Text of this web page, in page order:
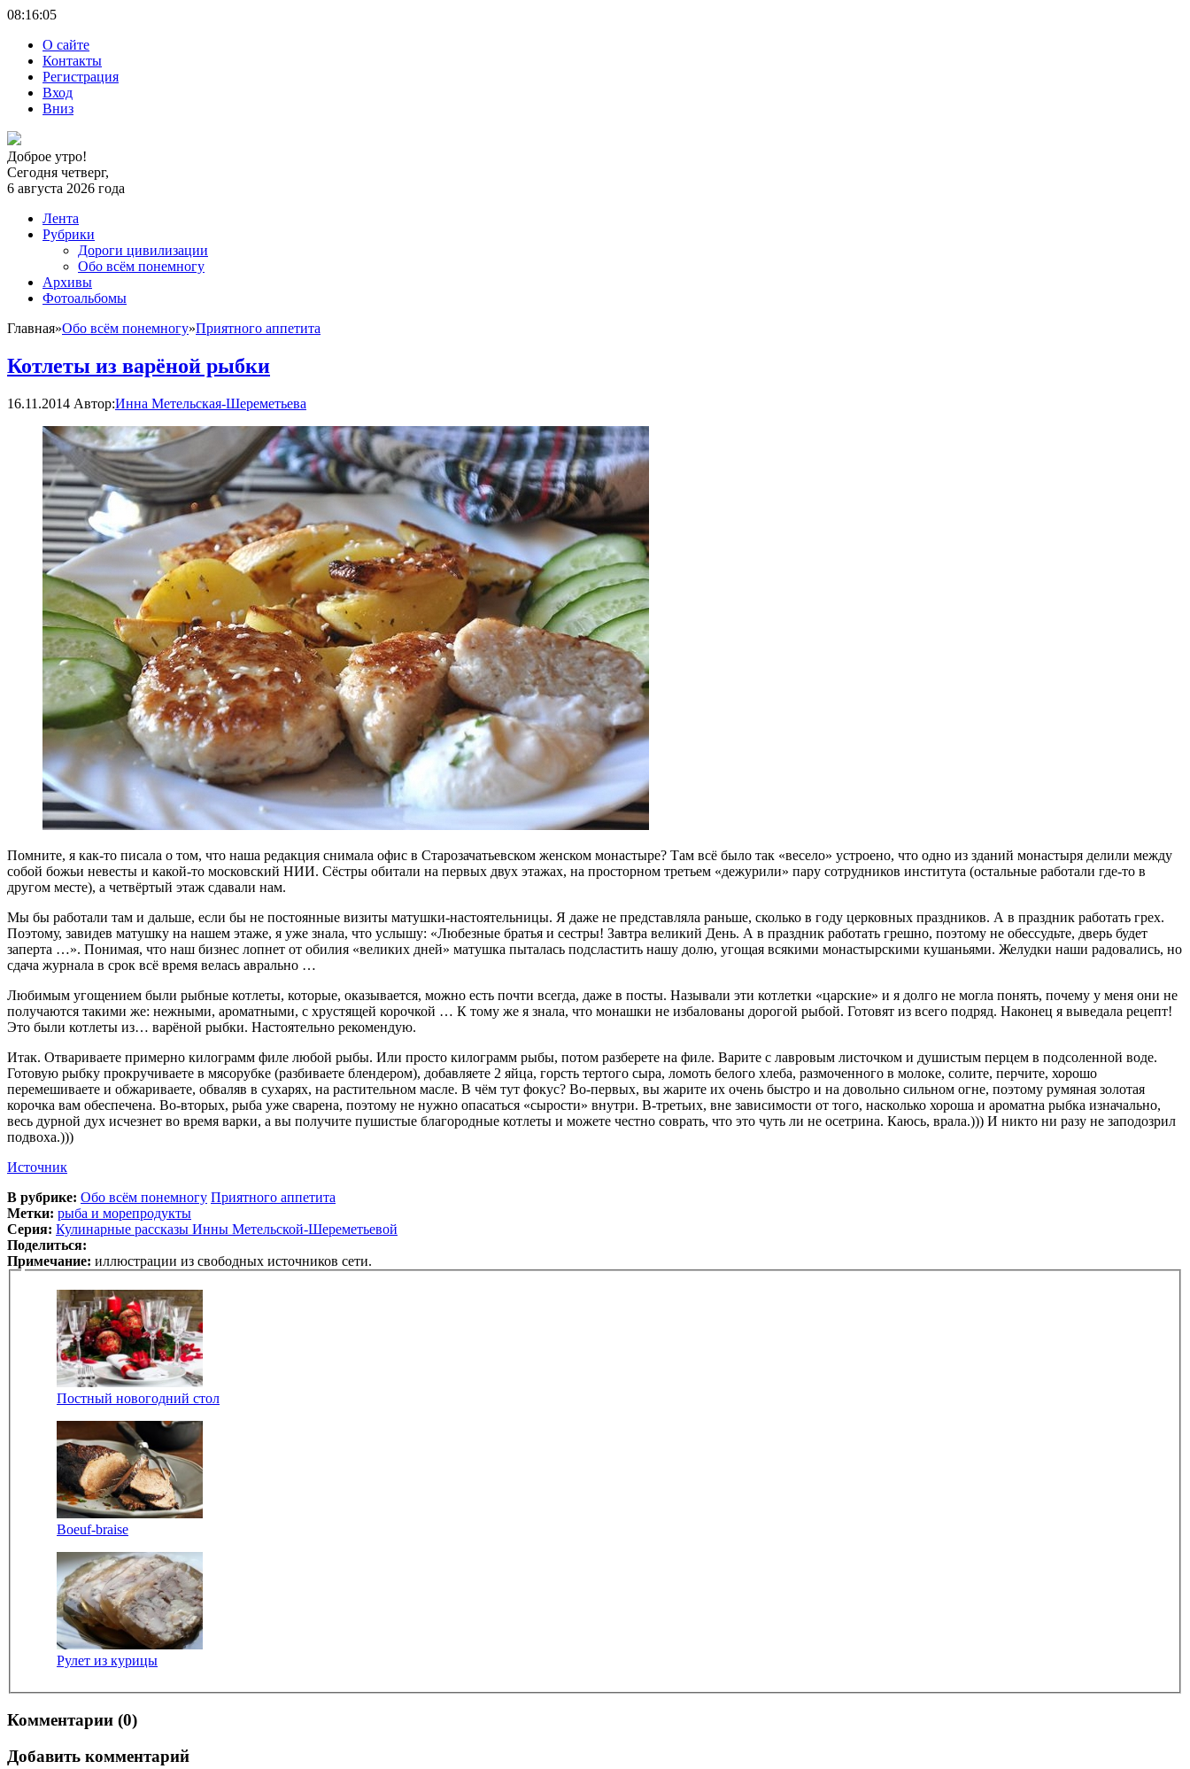
08:16:06
О сайте
Контакты
Регистрация
Вход
Вниз
Доброе утро!
Сегодня четверг,
6 августа 2026 года
Лента
Рубрики
Дороги цивилизации
Обо всём понемногу
Архивы
Фотоальбомы
Главная»Обо всём понемногу»Приятного аппетита
Котлеты из варёной рыбки
16.11.2014 Автор:Инна Метельская-Шереметьева
Помните, я как-то писала о том, что наша редакция снимала офис в Старозачатьевском женском монастыре? Там всё было так «весело» устроено, что одно из зданий монастыря делили между
собой божьи невесты и какой-то московский НИИ. Сёстры обитали на первых двух этажах, на просторном третьем «дежурили» пару сотрудников института (остальные работали где-то в
другом месте), а четвёртый этаж сдавали нам.
Мы бы работали там и дальше, если бы не постоянные визиты матушки-настоятельницы. Я даже не представляла раньше, сколько в году церковных праздников. А в праздник работать грех.
Поэтому, завидев матушку на нашем этаже, я уже знала, что услышу: «Любезные братья и сестры! Завтра великий День. А в праздник работать грешно, поэтому не обессудьте, дверь будет
заперта …». Понимая, что наш бизнес лопнет от обилия «великих дней» матушка пыталась подсластить нашу долю, угощая всякими монастырскими кушаньями. Желудки наши радовались, но
сдача журнала в срок всё время велась аврально …
Любимым угощением были рыбные котлеты, которые, оказывается, можно есть почти всегда, даже в посты. Называли эти котлетки «царские» и я долго не могла понять, почему у меня они не
получаются такими же: нежными, ароматными, с хрустящей корочкой … К тому же я знала, что монашки не избалованы дорогой рыбой. Готовят из всего подряд. Наконец я выведала рецепт!
Это были котлеты из… варёной рыбки. Настоятельно рекомендую.
Итак. Отвариваете примерно килограмм филе любой рыбы. Или просто килограмм рыбы, потом разберете на филе. Варите с лавровым листочком и душистым перцем в подсоленной воде.
Готовую рыбку прокручиваете в мясорубке (разбиваете блендером), добавляете 2 яйца, горсть тертого сыра, ломоть белого хлеба, размоченного в молоке, солите, перчите, хорошо
перемешиваете и обжариваете, обваляв в сухарях, на растительном масле. В чём тут фокус? Во-первых, вы жарите их очень быстро и на довольно сильном огне, поэтому румяная золотая
корочка вам обеспечена. Во-вторых, рыба уже сварена, поэтому не нужно опасаться «сырости» внутри. В-третьих, вне зависимости от того, насколько хороша и ароматна рыбка изначально,
весь дурной дух исчезнет во время варки, а вы получите пушистые благородные котлеты и можете честно соврать, что это чуть ли не осетрина. Каюсь, врала.))) И никто ни разу не заподозрил
подвоха.)))
Источник
В рубрике: Обо всём понемногу Приятного аппетита
Метки: рыба и морепродукты
Серия: Кулинарные рассказы Инны Метельской-Шереметьевой
Поделиться:
Примечание: иллюстрации из свободных источников сети.
Постный новогодний стол
Boeuf-braise
Рулет из курицы
Комментарии (0)
Добавить комментарий